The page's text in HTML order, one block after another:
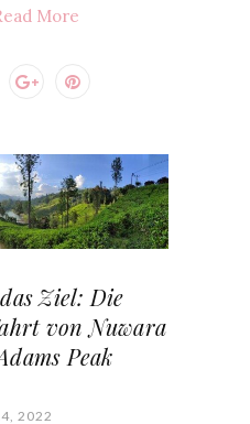
More
Ziel: Die
von Nuwara
Peak
2022